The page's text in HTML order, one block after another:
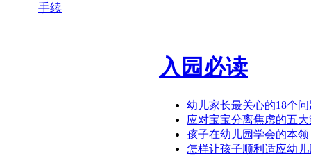
手续
入园必读
幼儿家长最关心的18个
应对宝宝分离焦虑的五
孩子在幼儿园学会的本领
怎样让孩子顺利适应幼儿